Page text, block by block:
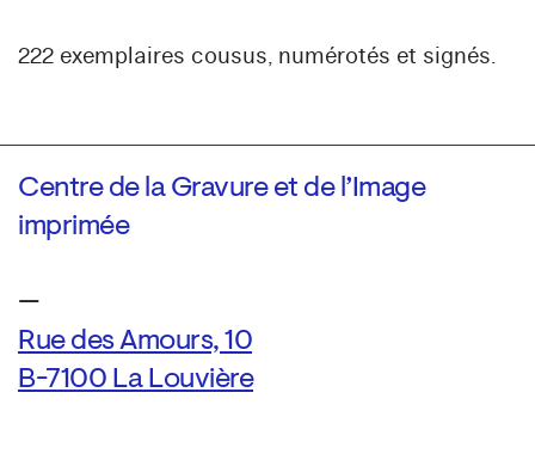
222 exemplaires cousus, numérotés et signés.
Centre de la Gravure et de l’Image
imprimée
—
Rue des Amours, 10
B-7100 La Louvière